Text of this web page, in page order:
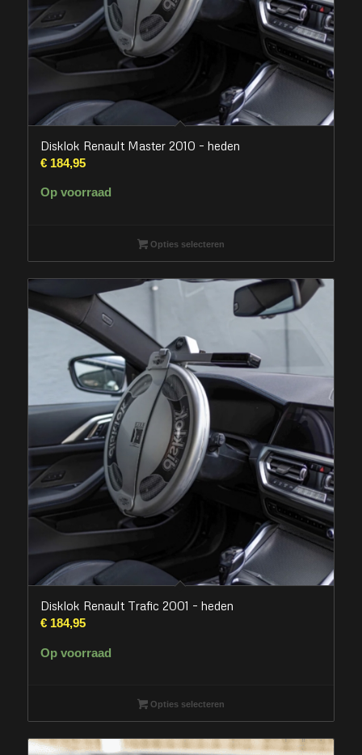
Disklok Renault Master 2010 – heden
€184,95
Op voorraad
Opties selecteren
Disklok Renault Trafic 2001 – heden
€184,95
Op voorraad
Opties selecteren